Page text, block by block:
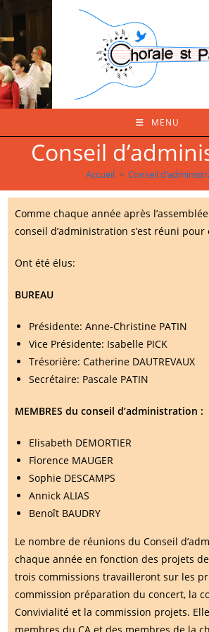
content
MENU
Conseil
Accueil > Conseil
Comme chaque année après
conseil d’administration s’est réuni
Ont été élus:
BUREAU
Présidente: Anne-Christine PATIN
Vice Présidente: Isabelle PICK
Trésorière: Catherine DAUTREVAUX
Secrétaire: Pascale PATIN
MEMBRES du conseil d’administration :
Elisabeth DEMORTIER
Florence MAUGER
Sophie DESCAMPS
Annick ALIAS
Benoît BAUDRY
Le nombre de réunions du Conseil
chaque année en fonction des projets
trois commissions travailleront sur les
commission préparation du concert, la
Convivialité et la commission projets.